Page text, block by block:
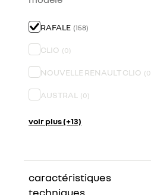
RAFALE (158)
CLIO (0)
NOUVELLE RENAULT CLIO (0
AUSTRAL (0)
voir plus (+13)
caractéristiques
techniques